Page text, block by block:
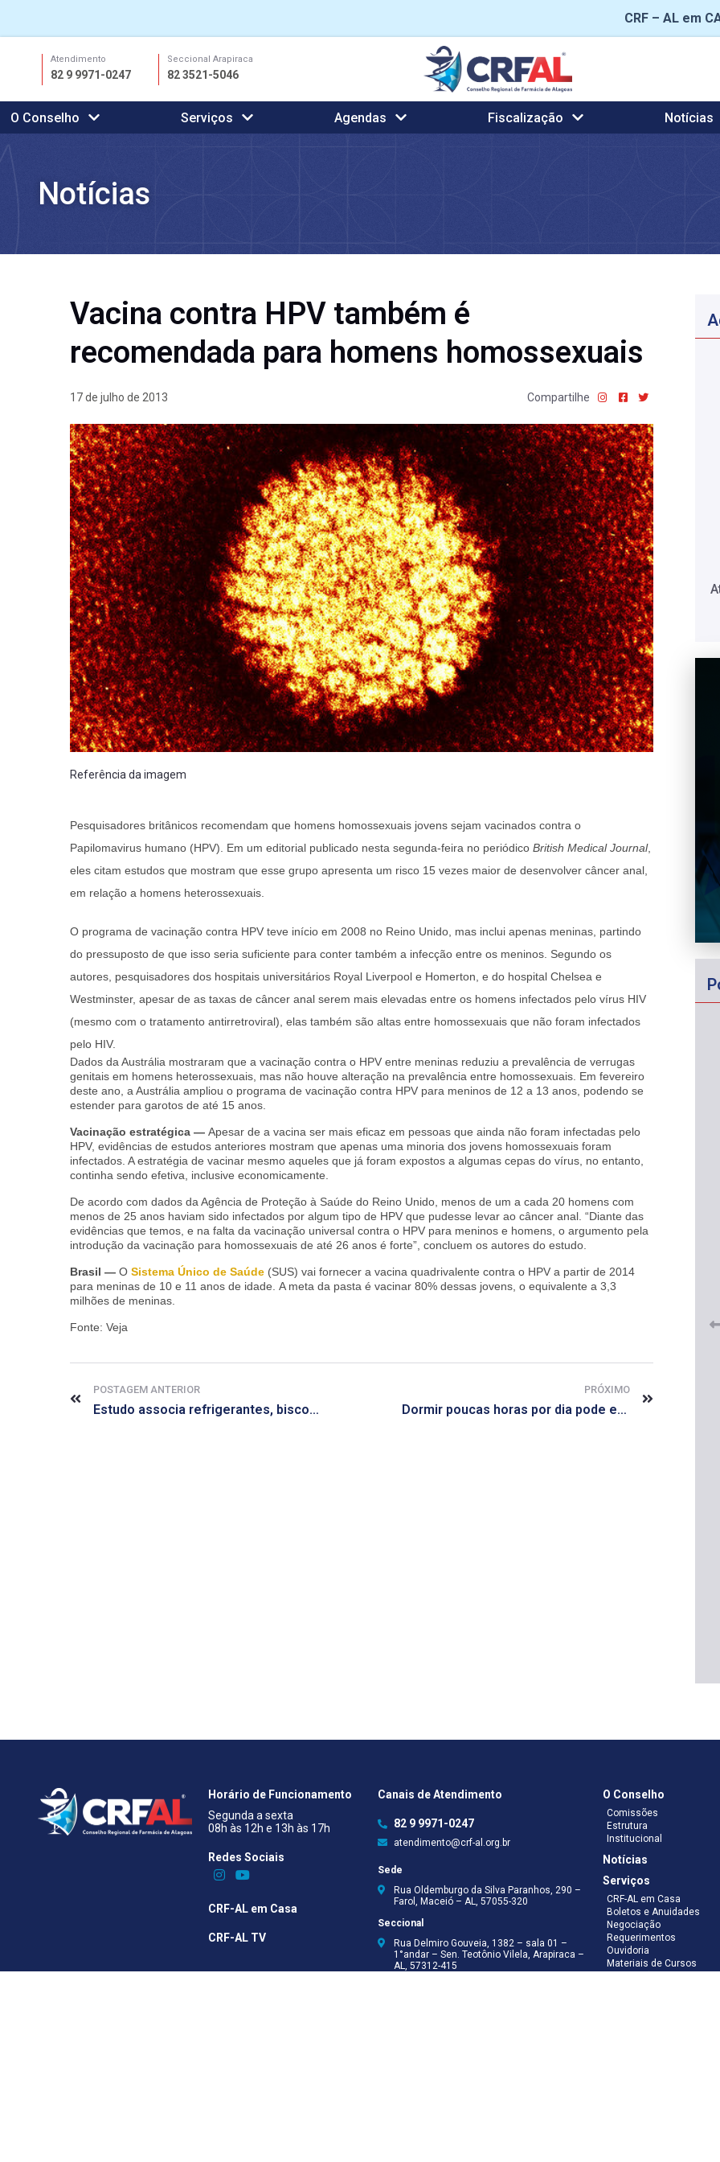
CRF – AL em
conteúdo
Atendimento
82 9 9971-0247
Seccional Arapiraca
82 3521-5046
O Conselho Serviços Agendas Fiscalização Notícias
Notícias
Vacina contra HPV também é
recomendada para homens homossexuais
17 de julho de 2013 Compartilhe
Referência da imagem
Pesquisadores britânicos recomendam que homens homossexuais jovens sejam vacinados contra o
Papilomavirus humano (HPV). Em um editorial publicado nesta segunda-feira no periódico British Medical Journal,
eles citam estudos que mostram que esse grupo apresenta um risco 15 vezes maior de desenvolver câncer anal,
em relação a homens heterossexuais.
O programa de vacinação contra HPV teve início em 2008 no Reino Unido, mas inclui apenas meninas, partindo
do pressuposto de que isso seria suficiente para conter também a infecção entre os meninos. Segundo os
autores, pesquisadores dos hospitais universitários Royal Liverpool e Homerton, e do hospital Chelsea e
Westminster, apesar de as taxas de câncer anal serem mais elevadas entre os homens infectados pelo vírus HIV
(mesmo com o tratamento antirretroviral), elas também são altas entre homossexuais que não foram infectados
pelo HIV.
Dados da Austrália mostraram que a vacinação contra o HPV entre meninas reduziu a prevalência de verrugas
genitais em homens heterossexuais, mas não houve alteração na prevalência entre homossexuais. Em fevereiro
deste ano, a Austrália ampliou o programa de vacinação contra HPV para meninos de 12 a 13 anos, podendo se
estender para garotos de até 15 anos.
Vacinação estratégica — Apesar de a vacina ser mais eficaz em pessoas que ainda não foram infectadas pelo
HPV, evidências de estudos anteriores mostram que apenas uma minoria dos jovens homossexuais foram
infectados. A estratégia de vacinar mesmo aqueles que já foram expostos a algumas cepas do vírus, no entanto,
continha sendo efetiva, inclusive economicamente.
De acordo com dados da Agência de Proteção à Saúde do Reino Unido, menos de um a cada 20 homens com
menos de 25 anos haviam sido infectados por algum tipo de HPV que pudesse levar ao câncer anal. “Diante das
evidências que temos, e na falta da vacinação universal contra o HPV para meninos e homens, o argumento pela
introdução da vacinação para homossexuais de até 26 anos é forte”, concluem os autores do estudo.
Brasil — O Sistema Único de Saúde (SUS) vai fornecer a vacina quadrivalente contra o HPV a partir de 2014
para meninas de 10 e 11 anos de idade. A meta da pasta é vacinar 80% dessas jovens, o equivalente a 3,3
milhões de meninas.
Fonte: Veja
POSTAGEM ANTERIOR
Estudo associa refrigerantes, biscoitos e salgadinhos ao câncer intestinal
PRÓXIMO
Dormir poucas horas por dia pode encurtar tempo de vida
CRF-AL reforça importância do
farmacêutico em nova resolução
da Anvisa sobre medicamentos à
base de Cannabis
CRF-AL renova parceria com
CRF-SP e garante continuidade
do acesso gratuito à Academia
Virtual de Farmácia
Horário de Funcionamento
Segunda a sexta
08h às 12h e 13h às 17h
Redes Sociais​
CRF-AL em Casa
CRF-AL TV
Canais de Atendimento
82 9 9971-0247
atendimento@crf-al.org.br
Sede
Rua Oldemburgo da Silva Paranhos, 290 –
Farol, Maceió – AL, 57055-320
Seccional
Rua Delmiro Gouveia, 1382 – sala 01 –
1°andar – Sen. Teotônio Vilela, Arapiraca –
AL, 57312-415
O Conselho
Comissões
Estrutura
Institucional
Notícias
Serviços
CRF-AL em Casa
Boletos e Anuidades
Negociação
Requerimentos
Ouvidoria
Materiais de Cursos